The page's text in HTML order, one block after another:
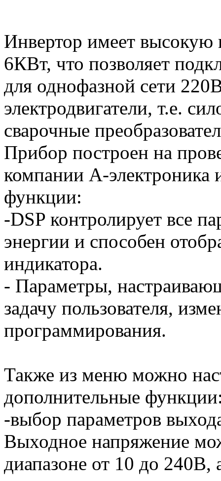
Инвертор имеет
6КВт, что позволяет
для однофазной сети
электродвигатели, т.е.
сварочные
Прибор построен на
компании А-электроника
функции:
-DSP контролирует все
энергии и способен
индикатора.
- Параметры,
задачу пользователя,
программирования.
Также из меню можно
дополнительные
-выбор параметров
Выходное напряжение
диапазоне от 10 до 240В,